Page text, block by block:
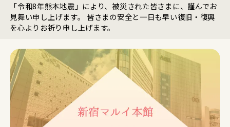
「令和8年熊本地震」により、被災された皆さまに、謹んでお
見舞い申し上げます。 皆さまの安全と一日も早い復旧・復興
を心よりお祈り申し上げます。